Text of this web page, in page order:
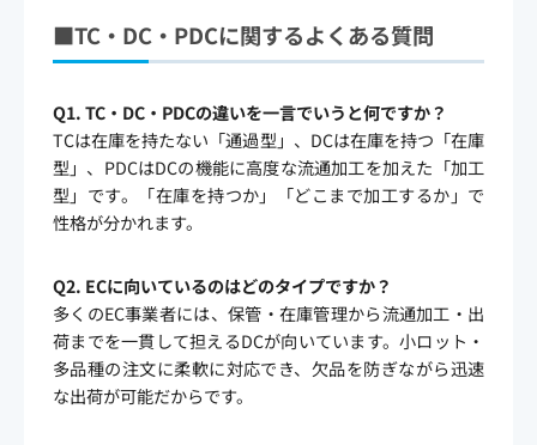
■TC・DC・PDCに関するよくある質問
Q1. TC・DC・PDCの違いを一言でいうと何ですか？
TCは在庫を持たない「通過型」、DCは在庫を持つ「在庫
型」、PDCはDCの機能に高度な流通加工を加えた「加工
型」です。「在庫を持つか」「どこまで加工するか」で
性格が分かれます。
Q2. ECに向いているのはどのタイプですか？
多くのEC事業者には、保管・在庫管理から流通加工・出
荷までを一貫して担えるDCが向いています。小ロット・
多品種の注文に柔軟に対応でき、欠品を防ぎながら迅速
な出荷が可能だからです。